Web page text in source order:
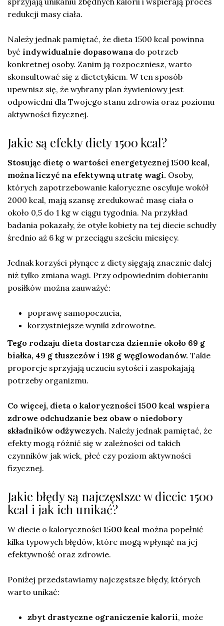
redukcji masy ciała.
Należy jednak pamiętać, że dieta 1500 kcal powinna
być indywidualnie dopasowana do potrzeb
konkretnej osoby. Zanim ją rozpoczniesz, warto
skonsultować się z dietetykiem. W ten sposób
upewnisz się, że wybrany plan żywieniowy jest
odpowiedni dla Twojego stanu zdrowia oraz poziomu
aktywności fizycznej.
Jakie są efekty diety 1500 kcal?
Stosując dietę o wartości energetycznej 1500 kcal,
można liczyć na efektywną utratę wagi. Osoby,
których zapotrzebowanie kaloryczne oscyluje wokół
2000 kcal, mają szansę zredukować masę ciała o
około 0,5 do 1 kg w ciągu tygodnia. Na przykład
badania pokazały, że otyłe kobiety na tej diecie schudły
średnio aż 6 kg w przeciągu sześciu miesięcy.
Jednak korzyści płynące z diety sięgają znacznie dalej
niż tylko zmiana wagi. Przy odpowiednim dobieraniu
posiłków można zauważyć:
poprawę samopoczucia,
korzystniejsze wyniki zdrowotne.
Tego rodzaju dieta dostarcza dziennie około 69 g
białka, 49 g tłuszczów i 198 g węglowodanów. Takie
proporcje sprzyjają uczuciu sytości i zaspokajają
potrzeby organizmu.
Co więcej, dieta o kaloryczności 1500 kcal wspiera
zdrowe odchudzanie bez obaw o niedobory
składników odżywczych. Należy jednak pamiętać, że
efekty mogą różnić się w zależności od takich
czynników jak wiek, płeć czy poziom aktywności
fizycznej.
Jakie błędy są najczęstsze w diecie 1500
kcal i jak ich unikać?
W diecie o kaloryczności1500 kcal można popełnić
kilka typowych błędów, które mogą wpłynąć na jej
efektywność oraz zdrowie.
Poniżej przedstawiamy najczęstsze błędy, których
warto unikać:
zbyt drastyczne ograniczenie kalorii, może